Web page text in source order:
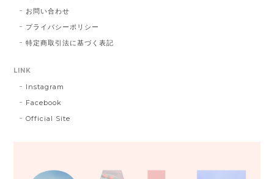
お問い合わせ
プライバシーポリシー
特定商取引法に基づく表記
LINK
Instagram
Facebook
Official Site